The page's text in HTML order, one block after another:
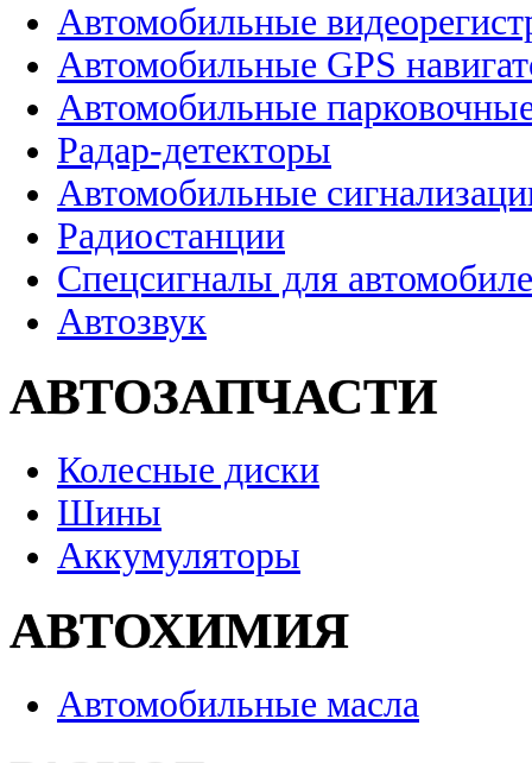
Автомобильные
Автомобильные GPS
Автомобильные
Радар-детекторы
Автомобильные
Радиостанции
Спецсигналы для
Автозвук
АВТОЗАПЧАСТИ
Колесные диски
Шины
Аккумуляторы
АВТОХИМИЯ
Автомобильные масла